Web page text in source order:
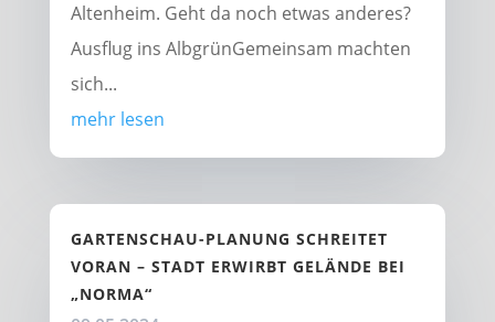
Altenheim. Geht da noch etwas anderes?
Ausflug ins AlbgrünGemeinsam machten
sich...
mehr lesen
GARTENSCHAU-PLANUNG SCHREITET
VORAN – STADT ERWIRBT GELÄNDE BEI
„NORMA“